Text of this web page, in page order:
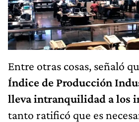
Entre otras cosas, señaló
Índice de Producción
lleva intranquilidad a los
tanto ratificó que es